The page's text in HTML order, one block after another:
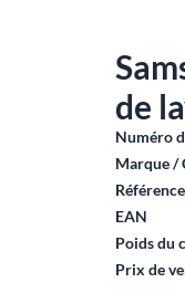
de
Numéro
Marque /
EAN
Poids du
Prix de